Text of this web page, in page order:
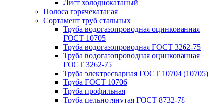
Лист холоднокатаный
Полоса горячекатаная
Сортамент труб стальных
Труба водогазопроводная оцинкованная
ГОСТ 10705
Труба водогазопроводная ГОСТ 3262-75
Труба водогазопроводная оцинкованная
ГОСТ 3262-75
Труба электросварная ГОСТ 10704 (10705)
Труба ГОСТ 10706
Труба профильная
Труба цельнотянутая ГОСТ 8732-78